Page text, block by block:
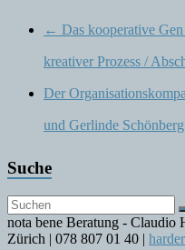
← Das kooperative
kreativer Prozess /
Der
und Gerlinde Schönberg
Suche
nota bene Beratung - Claudio
Zürich | 078 807 01 40 |